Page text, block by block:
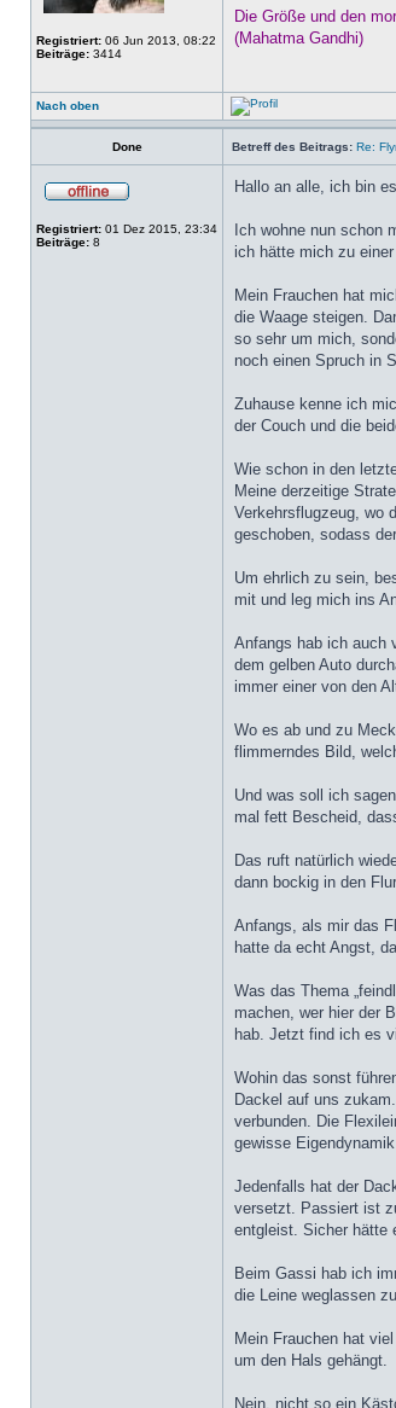
Registriert: 06 Jun 2013, 08:22
Beiträge: 3414
Die Größe und den
(Mahatma Gandhi)
Nach oben
Done Betreff des Beitrags: Re:
Registriert: 01 Dez 2015, 23:34
Beiträge: 8
Hallo an alle, ich bin
Ich wohne nun schon
ich hätte mich zu
Mein Frauchen hat
die Waage steigen.
so sehr um mich,
noch einen Spruch in
Zuhause kenne ich
der Couch und die
Wie schon in den
Meine derzeitige
Verkehrsflugzeug, wo
geschoben, sodass
Um ehrlich zu sein,
mit und leg mich ins
Anfangs hab ich auch
dem gelben Auto
immer einer von den
Wo es ab und zu
flimmerndes Bild,
Und was soll ich
mal fett Bescheid,
Das ruft natürlich
dann bockig in den
Anfangs, als mir das
hatte da echt Angst,
Was das Thema
machen, wer hier der
hab. Jetzt find ich es
Wohin das sonst
Dackel auf uns
verbunden. Die
gewisse
Jedenfalls hat der
versetzt. Passiert ist
entgleist. Sicher hätte
Beim Gassi hab ich
die Leine weglassen
Mein Frauchen hat
um den Hals gehängt.
Nein, nicht so ein